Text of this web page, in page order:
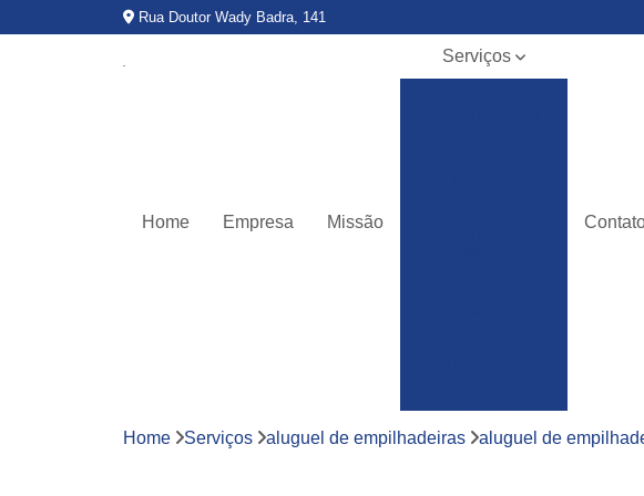
Rua Doutor Wady Badra, 141
Home Empresa Missão
Serviços
tesoura
Assitência
Home Serviços aluguel de empilhadeiras aluguel de